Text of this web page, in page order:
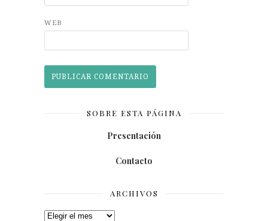
WEB
SOBRE ESTA PÁGINA
Presentación
Contacto
ARCHIVOS
Archivos